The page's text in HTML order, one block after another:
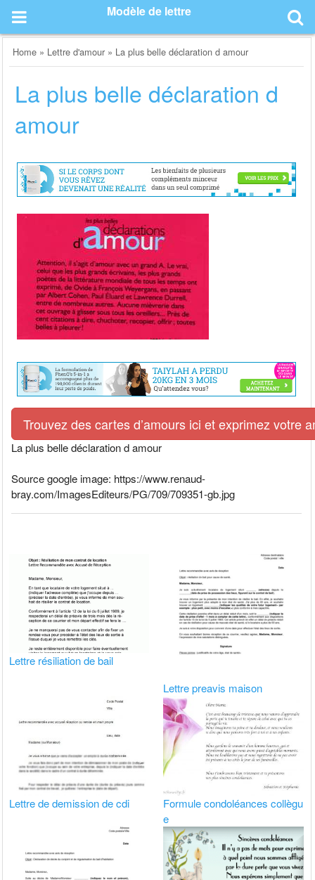
content
Modèle de lettre
Home » Lettre d'amour » La plus belle déclaration d amour
La plus belle déclaration d
amour
Trouvez des cartes d’amours ici et exprimez votre
La plus belle déclaration d amour
Source google image: https://www.renaud-
bray.com/ImagesEditeurs/PG/709/709351-gb.jpg
Lettre résiliation de bail
Lettre preavis maison
Lettre de demission de cdi
Formule condoléances collègu
e